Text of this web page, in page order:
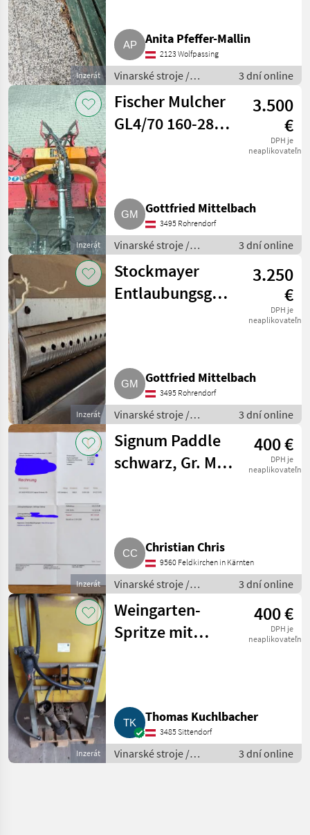
Inzerát
Anita Pfeffer-Mallin
2123 Wolfpassing
Vinarské stroje /
Pivničné stroje
3 dní online
Inzerát
Fischer Mulcher
GL4/70 160-280
3.500
€
DPH je
neaplikovateľné
Gottfried Mittelbach
3495 Rohrendorf
Vinarské stroje /
Ostatné stroje na
vinohradníctvo
3 dní online
Inzerát
Stockmayer
Entlaubungsgerät,
3.250
€
DPH je
neaplikovateľné
Gottfried Mittelbach
3495 Rohrendorf
Vinarské stroje /
Ostatné stroje na
vinohradníctvo
3 dní online
Inzerát
Signum Paddle
schwarz, Gr. M,
400 €
DPH je
neaplikovateľné
Christian Chris
9560 Feldkirchen in Kärnten
Vinarské stroje /
Ostatné stroje na
vinohradníctvo
3 dní online
Inzerát
Weingarten-
Spritze mit
400 €
DPH je
neaplikovateľné
Thomas Kuchlbacher
3485 Sittendorf
Vinarské stroje /
Ostatné stroje na
3 dní online